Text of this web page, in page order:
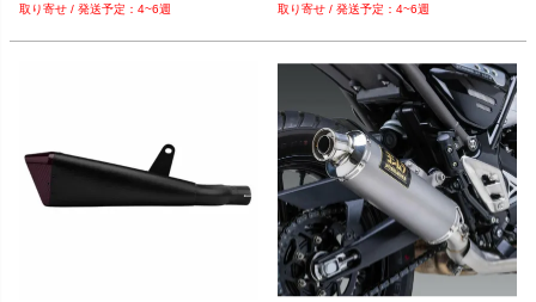
Scram 22L-30L
4~6週
Scram 22L-30L
4~6週